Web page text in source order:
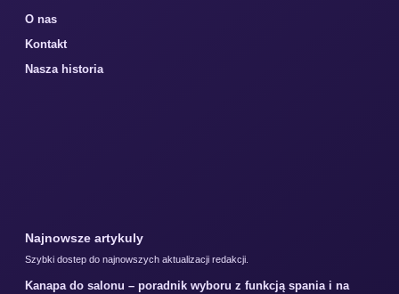
O nas
Kontakt
Nasza historia
Najnowsze artykuly
Szybki dostep do najnowszych aktualizacji redakcji.
Kanapa do salonu – poradnik wyboru z funkcją spania i na